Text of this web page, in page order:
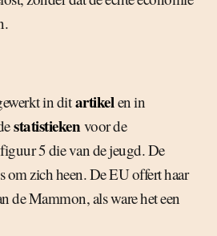
in ditartikelen in
statistiekenvoor de
5 die van de jeugd. De
om zich heen. De EU offert haar
de Mammon, als ware het een